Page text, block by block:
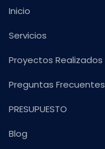
Inicio
Servicios
Proyectos Realizados
Preguntas Frecuentes
PRESUPUESTO
Blog